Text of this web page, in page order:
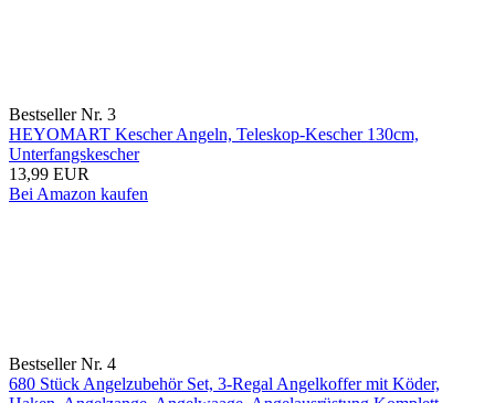
Bestseller Nr. 3
HEYOMART Kescher Angeln, Teleskop-Kescher 130cm,
Unterfangskescher
13,99 EUR
Bei Amazon kaufen
Bestseller Nr. 4
680 Stück Angelzubehör Set, 3-Regal Angelkoffer mit Köder,